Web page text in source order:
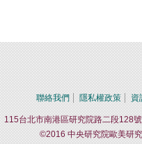
聯絡我們 隱私權政策 資
115台北市南港區研究院路二段128
©2016 中央研究院歐美研